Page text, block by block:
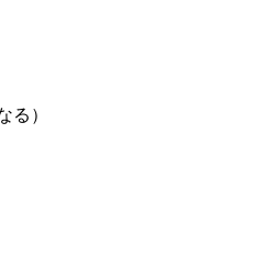
る）